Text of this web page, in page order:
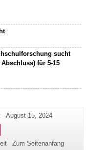
sucht
für 5-15
Letzte
August 15, 2024
Zum Seitenanfang